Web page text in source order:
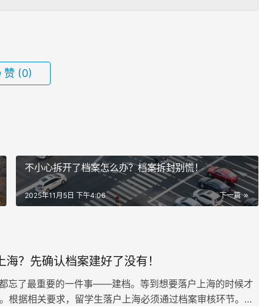
赞 (0)
不小心拆开了档案怎么办？档案拆封别慌！
下一篇
2025年11月5日 下午4:06
海？先确认档案建好了没有！
忘了最重要的一件事——建档。等到想要落户上海的时候才
根据相关要求，留学生落户上海必须通过档案审核环节。档